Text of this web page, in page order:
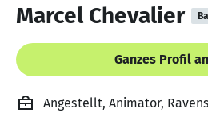
Marcel Chevalier
Ganzes Profil
Angestellt, Animator,